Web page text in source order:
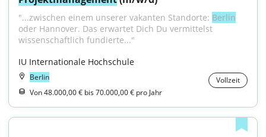
"...zwischen einem unserer vakanten Standorte: Berlin
oder Hannover. Das erwartet Dich Du vermittelst
wissenschaftlich fundierte..."
IU Internationale Hochschule
Berlin
Vollzeit
Von 48.000,00 € bis 70.000,00 € pro Jahr